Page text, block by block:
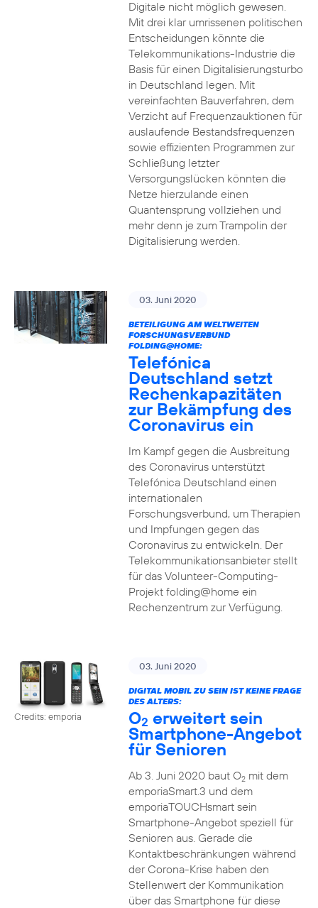
Digitale nicht möglich gewesen.
Mit drei klar umrissenen politischen
Entscheidungen könnte die
Telekommunikations-Industrie die
Basis für einen Digitalisierungsturbo
in Deutschland legen. Mit
vereinfachten Bauverfahren, dem
Verzicht auf Frequenzauktionen für
auslaufende Bestandsfrequenzen
sowie effizienten Programmen zur
Schließung letzter
Versorgungslücken könnten die
Netze hierzulande einen
Quantensprung vollziehen und
mehr denn je zum Trampolin der
Digitalisierung werden.
03. Juni 2020
BETEILIGUNG AM WELTWEITEN
FORSCHUNGSVERBUND
FOLDING@HOME:
Telefónica
Deutschland setzt
Rechenkapazitäten
zur Bekämpfung des
Coronavirus ein
Im Kampf gegen die Ausbreitung
des Coronavirus unterstützt
Telefónica Deutschland einen
internationalen
Forschungsverbund, um Therapien
und Impfungen gegen das
Coronavirus zu entwickeln. Der
Telekommunikationsanbieter stellt
für das Volunteer-Computing-
Projekt folding@home ein
Rechenzentrum zur Verfügung.
Credits: emporia
03. Juni 2020
DIGITAL MOBIL ZU SEIN IST KEINE FRAGE
DES ALTERS:
O2 erweitert sein
Smartphone-Angebot
für Senioren
Ab 3. Juni 2020 baut O2mit dem
emporiaSmart.3 und dem
emporiaTOUCHsmart sein
Smartphone-Angebot speziell für
Senioren aus. Gerade die
Kontaktbeschränkungen während
der Corona-Krise haben den
Stellenwert der Kommunikation
über das Smartphone für diese